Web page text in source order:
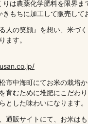
りは農薬化学肥料を限界ま
きもちに加工して販売して
人の笑顔』を想い、米づ
ます。
市中海町にてお米の栽培
育むために堆肥にこだわ
とした味わいになります。
通販サイトにて、お米は